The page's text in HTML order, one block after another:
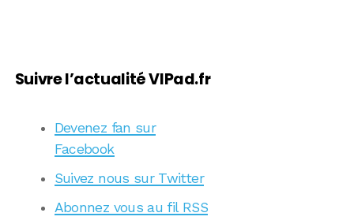
Suivre l’actualité VIPad.fr
Devenez fan sur
Facebook
Suivez nous sur Twitter
Abonnez vous au fil RSS